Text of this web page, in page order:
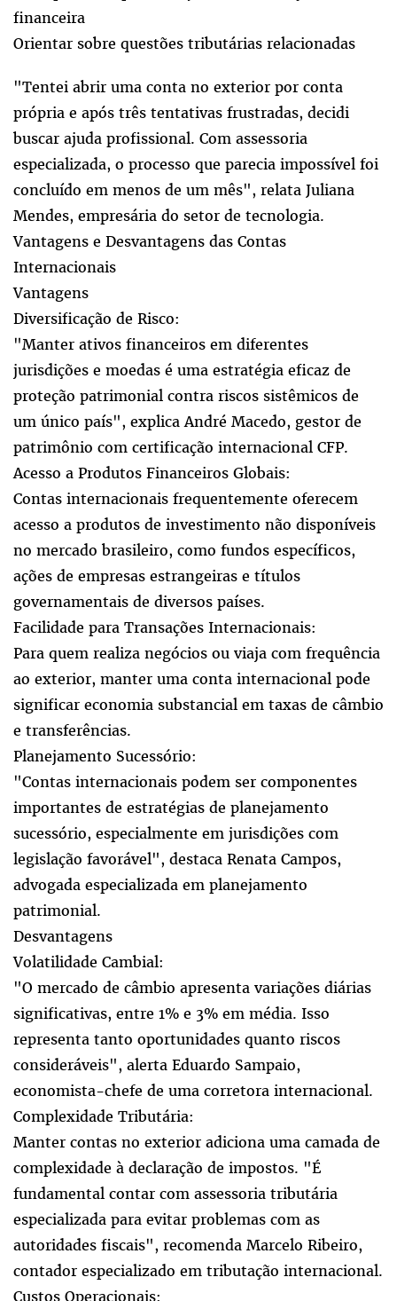
financeira
Orientar sobre questões tributárias relacionadas
"Tentei abrir uma conta no exterior por conta
própria e após três tentativas frustradas, decidi
buscar ajuda profissional. Com assessoria
especializada, o processo que parecia impossível foi
concluído em menos de um mês", relata Juliana
Mendes, empresária do setor de tecnologia.
Vantagens e Desvantagens das Contas
Internacionais
Vantagens
Diversificação de Risco:
"Manter ativos financeiros em diferentes
jurisdições e moedas é uma estratégia eficaz de
proteção patrimonial contra riscos sistêmicos de
um único país", explica André Macedo, gestor de
patrimônio com certificação internacional CFP.
Acesso a Produtos Financeiros Globais:
Contas internacionais frequentemente oferecem
acesso a produtos de investimento não disponíveis
no mercado brasileiro, como fundos específicos,
ações de empresas estrangeiras e títulos
governamentais de diversos países.
Facilidade para Transações Internacionais:
Para quem realiza negócios ou viaja com frequência
ao exterior, manter uma conta internacional pode
significar economia substancial em taxas de câmbio
e transferências.
Planejamento Sucessório:
"Contas internacionais podem ser componentes
importantes de estratégias de planejamento
sucessório, especialmente em jurisdições com
legislação favorável", destaca Renata Campos,
advogada especializada em planejamento
patrimonial.
Desvantagens
Volatilidade Cambial:
"O mercado de câmbio apresenta variações diárias
significativas, entre 1% e 3% em média. Isso
representa tanto oportunidades quanto riscos
consideráveis", alerta Eduardo Sampaio,
economista-chefe de uma corretora internacional.
Complexidade Tributária:
Manter contas no exterior adiciona uma camada de
complexidade à declaração de impostos. "É
fundamental contar com assessoria tributária
especializada para evitar problemas com as
autoridades fiscais", recomenda Marcelo Ribeiro,
contador especializado em tributação internacional.
Custos Operacionais: